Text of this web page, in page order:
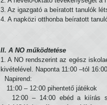
3. Az igazgató a beíratott tanulók
4. A napközi otthonba beíratott
II. A NO működtetése
1. A NO rendszerint az egész
kivételével. Naponta 11:00 –tól
Napirend:
11:00 – 12:00 pihentető játékok
12:00 – 14:00 ebéd a kiírás